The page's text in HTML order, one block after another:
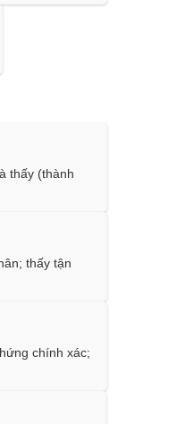
thấy (thành
thấy tận
chính xác;